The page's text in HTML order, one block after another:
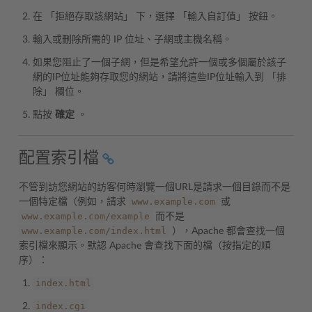
在 「拒絕存取該網站」 下，選擇 「輸入自訂值」 按鈕。
輸入或刪除所需的 IP 位址、子網或主機名稱。
如果您阻止了一個子網，但是希望允許一個或多個屬於該子
網的IP位址能夠存取您的網站，請將這些IP位址輸入到 「排
除」 欄位。
點按 確定 。
配置索引檔
不管到訪您網站的訪客何時瀏覽一個URL是請求一個目錄而不是
一個特定檔（例如，請求
www.example.com 或
www.example.com/example 而不是
www.example.com/index.html
），Apache 都會查找一個
索引檔來顯示。默認 Apache 會查找下面的檔（按指定的順
序）：
index.html
index.cgi